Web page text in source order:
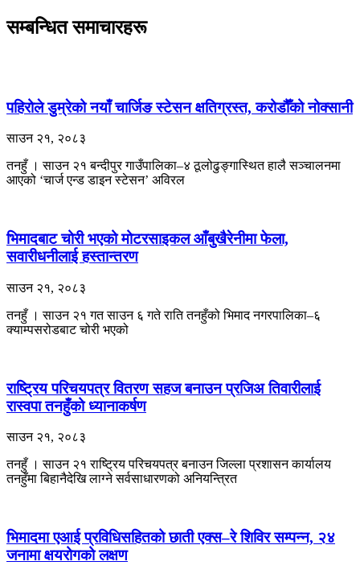
सम्बन्धित समाचारहरू
पहिरोले डुम्रेको नयाँ चार्जिङ स्टेसन क्षतिग्रस्त, करोडौँको नोक्सानी
साउन २१, २०८३
तनहुँ । साउन २१ बन्दीपुर गाउँपालिका–४ ठूलोढुङ्गास्थित हालै सञ्चालनमा
आएको ‘चार्ज एन्ड डाइन स्टेसन’ अविरल
भिमादबाट चोरी भएको मोटरसाइकल आँबुखैरेनीमा फेला,
सवारीधनीलाई हस्तान्तरण
साउन २१, २०८३
तनहुँ । साउन २१ गत साउन ६ गते राति तनहुँको भिमाद नगरपालिका–६
क्याम्पसरोडबाट चोरी भएको
राष्ट्रिय परिचयपत्र वितरण सहज बनाउन प्रजिअ तिवारीलाई
रास्वपा तनहुँको ध्यानाकर्षण
साउन २१, २०८३
तनहुँ । साउन २१ राष्ट्रिय परिचयपत्र बनाउन जिल्ला प्रशासन कार्यालय
तनहुँमा बिहानैदेखि लाग्ने सर्वसाधारणको अनियन्त्रित
भिमादमा एआई प्रविधिसहितको छाती एक्स–रे शिविर सम्पन्न, २४
जनामा क्षयरोगको लक्षण